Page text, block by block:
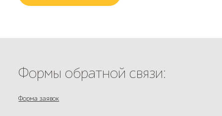
Формы обратной связи:
Форма заявок